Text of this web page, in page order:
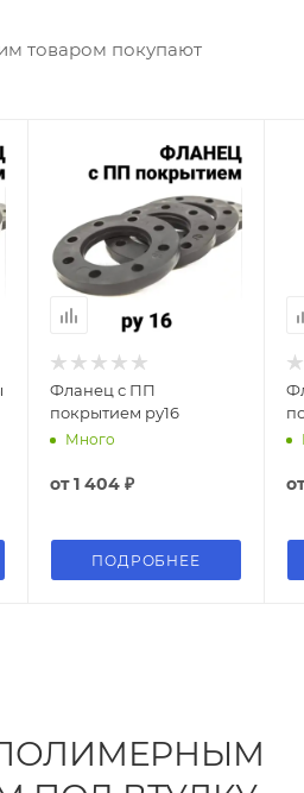
товаром покупают
Фланец с ПП
покрытием ру16
Много
от1 404 ₽
ПОДРОБНЕЕ